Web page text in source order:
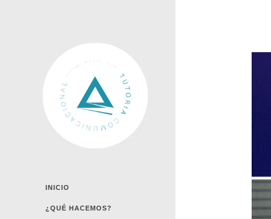
INICIO
¿QUÉ HACEMOS?